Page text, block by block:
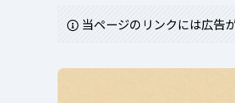
当ページのリンクには広告